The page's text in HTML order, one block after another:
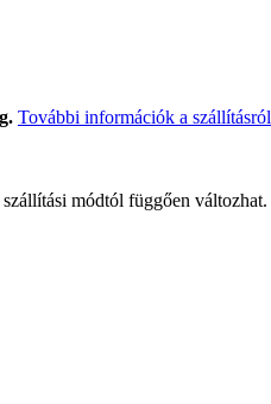
További információk a szállításról
módtól függően változhat.